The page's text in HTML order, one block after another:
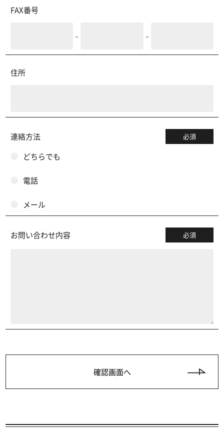
FAX番号
- -
住所
連絡方法 必須
どちらでも
電話
メール
お問い合わせ内容 必須